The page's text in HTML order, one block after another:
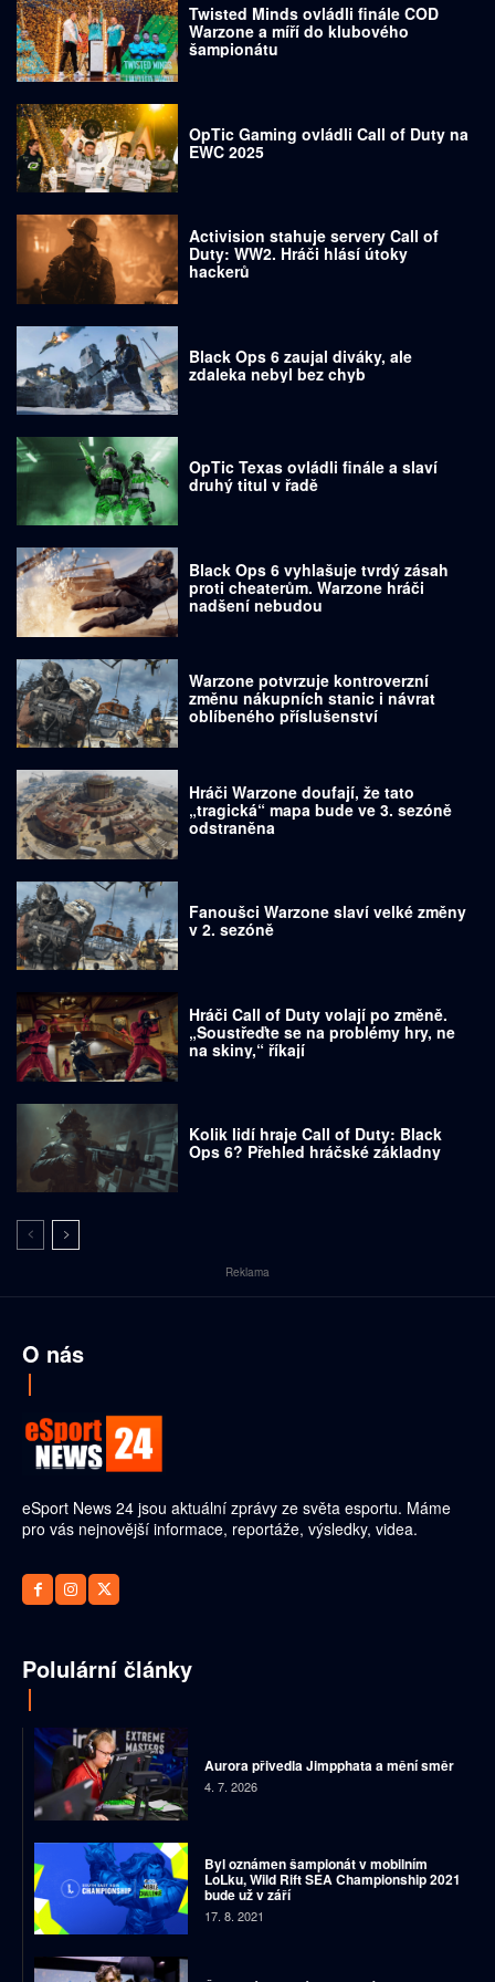
Twisted Minds ovládli finále COD
Warzone a míří do klubového
šampionátu
OpTic Gaming ovládli Call of Duty na
EWC 2025
Activision stahuje servery Call of
Duty: WW2. Hráči hlásí útoky
hackerů
Black Ops 6 zaujal diváky, ale
zdaleka nebyl bez chyb
OpTic Texas ovládli finále a slaví
druhý titul v řadě
Black Ops 6 vyhlašuje tvrdý zásah
proti cheaterům. Warzone hráči
nadšení nebudou
Warzone potvrzuje kontroverzní
změnu nákupních stanic i návrat
oblíbeného příslušenství
Hráči Warzone doufají, že tato
„tragická“ mapa bude ve 3. sezóně
odstraněna
Fanoušci Warzone slaví velké změny
v 2. sezóně
Hráči Call of Duty volají po změně.
„Soustřeďte se na problémy hry, ne
na skiny,“ říkají
Kolik lidí hraje Call of Duty: Black
Ops 6? Přehled hráčské základny
Reklama
O nás
eSport News 24 jsou aktuální zprávy ze světa esportu. Máme
pro vás nejnovější informace, reportáže, výsledky, videa.
Polulární články
Aurora přivedla Jimpphata a mění směr
4. 7. 2026
Byl oznámen šampionát v mobilním
LoLku, Wild Rift SEA Championship 2021
bude už v září
17. 8. 2021